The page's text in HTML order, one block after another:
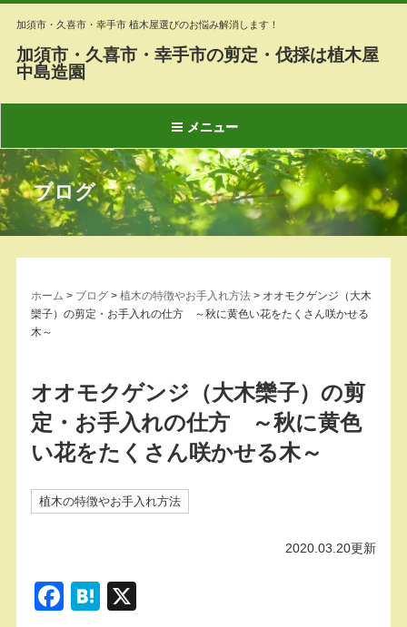
加須市・久喜市・幸手市 植木屋選びのお悩み解消します！
加須市・久喜市・幸手市の剪定・伐採は植木屋
中島造園
メニュー
ブログ
ホーム > ブログ >植木の特徴やお手入れ方法 > オオモクゲンジ（大木
欒子）の剪定・お手入れの仕方 ～秋に黄色い花をたくさん咲かせる
木～
オオモクゲンジ（大木欒子）の剪
定・お手入れの仕方 ～秋に黄色
い花をたくさん咲かせる木～
植木の特徴やお手入れ方法
2020.03.20更新
F
H